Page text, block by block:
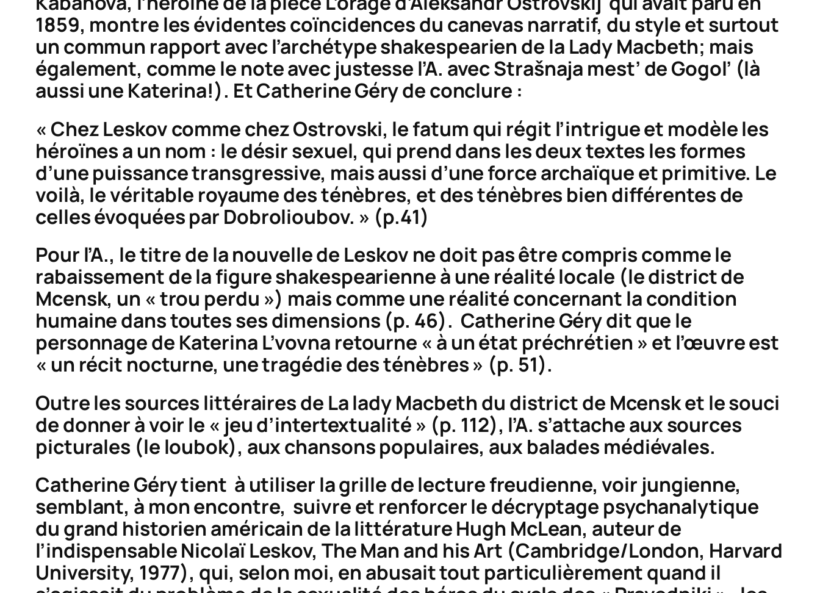
1859, montre les évidentes coïncidences du canevas narratif, du style et surtout
un commun rapport avec l’archétype shakespearien de la Lady Macbeth; mais
également, comme le note avec justesse l’A. avecStrašnaja mest’ de Gogol’ (là
aussi une Katerina!). Et Catherine Géry de conclure :
« Chez Leskov comme chez Ostrovski, lefatum qui régit l’intrigue et modèle les
héroïnes a un nom : le désir sexuel, qui prend dans les deux textes les formes
d’une puissance transgressive, mais aussi d’une force archaïque et primitive. Le
voilà, le véritable royaume des ténèbres, et des ténèbres bien différentes de
celles évoquées par Dobrolioubov. » (p.41)
Pour l’A., le titre de la nouvelle de Leskov ne doit pas être compris comme le
rabaissement de la figure shakespearienne à une réalité locale (le district de
Mcensk, un « trou perdu ») mais comme une réalité concernant la condition
humaine dans toutes ses dimensions (p. 46). Catherine Géry dit que le
personnage de Katerina L’vovna retourne « à un état préchrétien » et l’œuvre est
« un récit nocturne, une tragédie des ténèbres » (p. 51).
Outre les sources littéraires de La lady Macbeth du district de Mcensket le souci
de donner à voir le « jeu d’intertextualité » (p. 112), l’A. s’attache aux sources
picturales (le loubok), aux chansons populaires, aux balades médiévales.
Catherine Géry tient à utiliser la grille de lecture freudienne, voir jungienne,
semblant, à mon encontre, suivre et renforcer le décryptage psychanalytique
du grand historien américain de la littérature Hugh McLean, auteur de
l’indispensableNicolaï Leskov, The Man and his Art (Cambridge/London, Harvard
University, 1977), qui, selon moi, en abusait tout particulièrement quand il